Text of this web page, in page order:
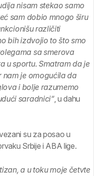
nisam stekao samo
sam dobio mnogo širu
različiti
bih izdvojio to što smo
sa smerova
u sportu. Smatram da je
je omogućila da
i bolje razumemo
saradnici“, u dahu
su za posao u
Srbije i ABA lige.
a u toku moje četvte